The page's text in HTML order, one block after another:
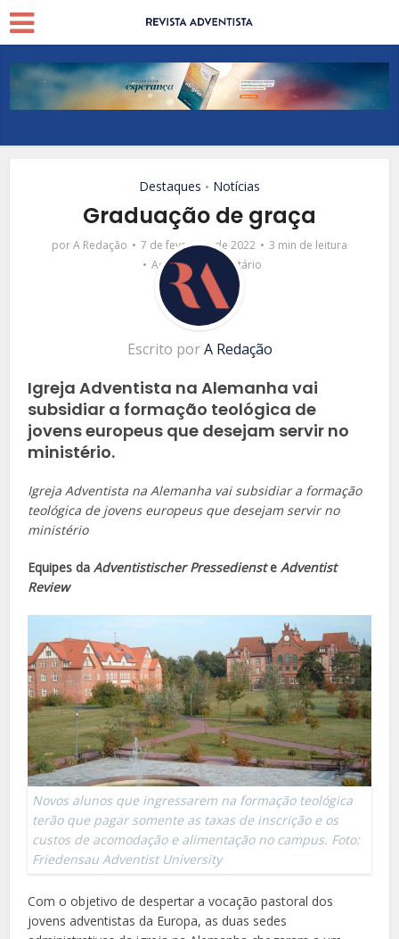
Destaques • Notícias
Graduação de graça
porA Redação 7 de fevereiro de 2022
3 min de leitura
Adicionar comentário
Escrito porA Redação
Igreja Adventista na Alemanha vai
subsidiar a formação teológica de
jovens europeus que desejam servir no
ministério.
Igreja Adventista na Alemanha vai subsidiar a formação
teológica de jovens europeus que desejam servir no
ministério
Equipes daAdventistischer PressediensteAdventist
Review
Novos alunos que ingressarem na formação teológica
terão que pagar somente as taxas de inscrição e os
custos de acomodação e alimentação no campus. Foto:
Friedensau Adventist University
Com o objetivo de despertar a vocação pastoral dos
jovens adventistas da Europa, as duas sedes